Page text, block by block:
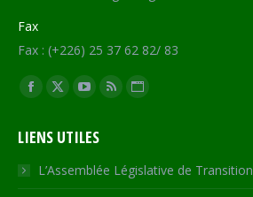
Fax
Fax : (+226) 25 37 62 82/ 83
Trouvez nous sur :
Facebook
opens
in
new
X
opens
in
new
YouTube
opens
in
new
RSS
in
new
Site
opens
in
LIENS UTILES
L’Assemblée Législative de Transition